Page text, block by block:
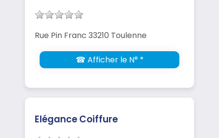
Rue Pin Franc 33210 Toulenne
☎ Afficher le N° *
Elégance Coiffure